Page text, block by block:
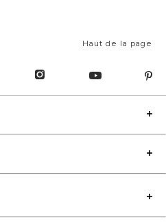
Haut de la page